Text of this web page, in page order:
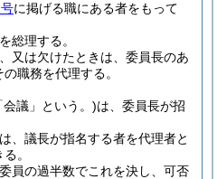
に掲げる職にある者をもって
総理する。
又は欠けたときは、委員長のあ
職務を代理する。
会議」という。)は、委員長が招
、議長が指名する者を代理者と
。
員の過半数でこれを決し、可否